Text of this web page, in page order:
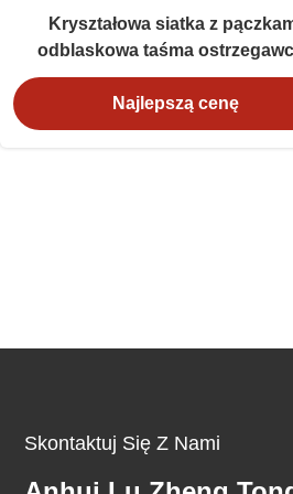
Kryształowa siatka z
odblaskowa taśma
odblaskowa bezpieczeństwa
drogowego
Najlepszą cenę
Skontaktuj Się Z Nami